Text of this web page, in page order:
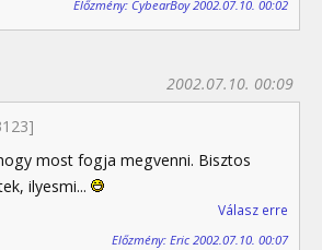
Előzmény: CybearBoy 2002.07.10. 00:02
2002.07.10. 00:09
most fogja megvenni. Bisztos
ilyesmi...
Válasz erre
Előzmény: Eric 2002.07.10. 00:07